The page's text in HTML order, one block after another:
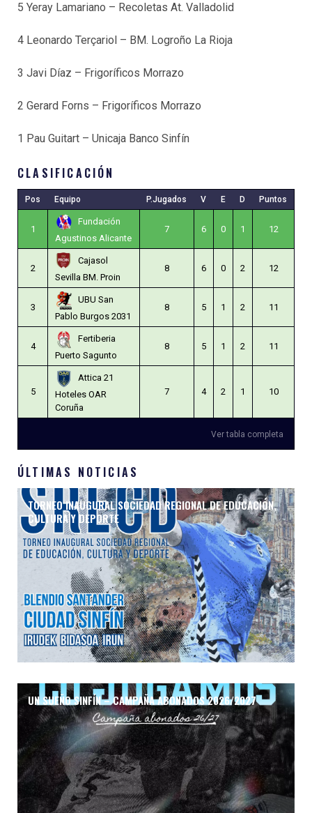
5 Yeray Lamariano – Recoletas At. Valladolid
4 Leonardo Terçariol – BM. Logroño La Rioja
3 Javi Díaz – Frigoríficos Morrazo
2 Gerard Forns – Frigoríficos Morrazo
1 Pau Guitart – Unicaja Banco Sinfín
CLASIFICACIÓN
Pos Equipo P.Jugados V E D Puntos
1
Fundación
Agustinos Alicante
7 6 0 1 12
2
Cajasol
Sevilla BM. Proin
8 6 0 2 12
3
UBU San
Pablo Burgos 2031
8 5 1 2 11
4
Fertiberia
Puerto Sagunto
8 5 1 2 11
5
Attica 21
Hoteles OAR
Coruña
7 4 2 1 10
Ver tabla completa
ÚLTIMAS NOTICIAS
TORNEO INAUGURAL SOCIEDAD REGIONAL DE EDUCACIÓN,
CULTURA Y DEPORTE
UN SUEÑO SINFÍN – CAMPAÑA ABONADOS 2026/2027